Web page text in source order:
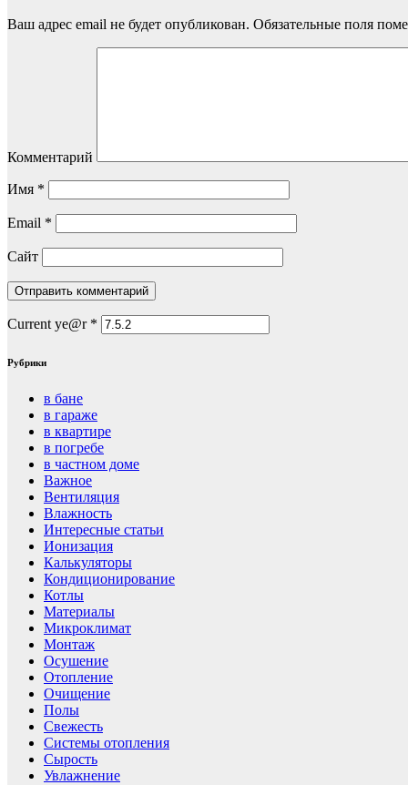
Ваш адрес email не будет опубликован. Обязательные поля
Комментарий
Имя *
Email *
Сайт
Current ye@r *
Рубрики
в бане
в гараже
в квартире
в погребе
в частном доме
Важное
Вентиляция
Влажность
Интересные статьи
Ионизация
Калькуляторы
Кондиционирование
Котлы
Материалы
Микроклимат
Монтаж
Осушение
Отопление
Очищение
Полы
Свежесть
Системы отопления
Сырость
Увлажнение